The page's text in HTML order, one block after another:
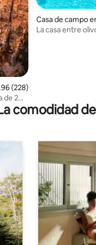
promedio: 4.96 de
(228)
de 2
Casa de campo
La casa entre
comodidad